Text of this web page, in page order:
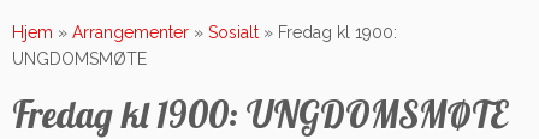
to
content
Hjem » Arrangementer » Sosialt » Fredag kl 1900:
UNGDOMSMØTE
Fredag kl 1900: UNGDOMSMØTE